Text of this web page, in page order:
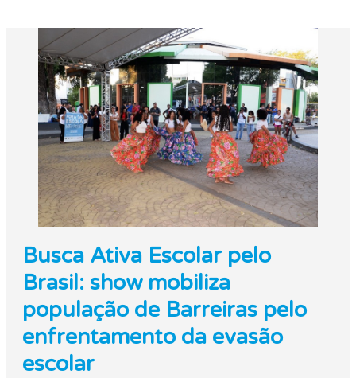
Busca Ativa Escolar pelo
Brasil: show mobiliza
população de Barreiras pelo
enfrentamento da evasão
escolar